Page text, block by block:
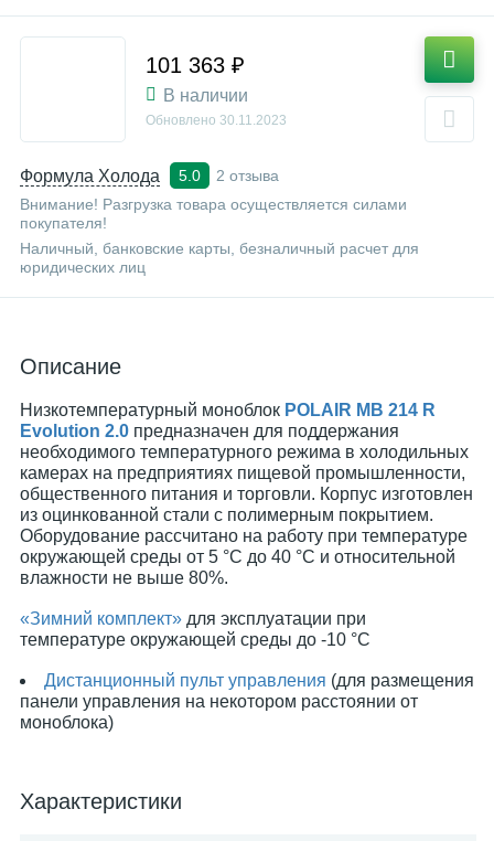
Формула Холода 5.0
2 отзыва
Внимание! Разгрузка товара осуществляется силами
покупателя!
Наличный, банковские карты, безналичный расчет для
юридических лиц
101 363 ₽
В наличии
Обновлено 30.11.2023
Описание
Низкотемпературный моноблок POLAIR MB 214 R
Evolution 2.0 предназначен для поддержания
необходимого температурного режима в холодильных
камерах на предприятиях пищевой промышленности,
общественного питания и торговли. Корпус изготовлен
из оцинкованной стали с полимерным покрытием.
Оборудование рассчитано на работу при температуре
окружающей среды от 5 °С до 40 °С и относительной
влажности не выше 80%.
«Зимний комплект» для эксплуатации при
температуре окружающей среды до -10 °C
Дистанционный пульт управления (для размещения
панели управления на некотором расстоянии от
моноблока)
Характеристики